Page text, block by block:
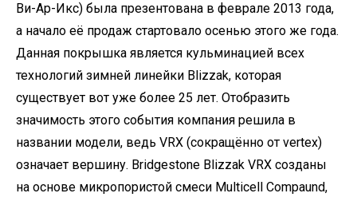
Ви-Ар-Икс) была презентована в феврале 2013 года,
а начало её продаж стартовало осенью этого же года.
Данная покрышка является кульминацией всех
технологий зимней линейки Blizzak, которая
существует вот уже более 25 лет. Отобразить
значимость этого события компания решила в
названии модели, ведь VRX (сокращённо от vertex)
означает вершину. Bridgestone Blizzak VRX созданы
на основе микропористой смеси Multicell Compaund,